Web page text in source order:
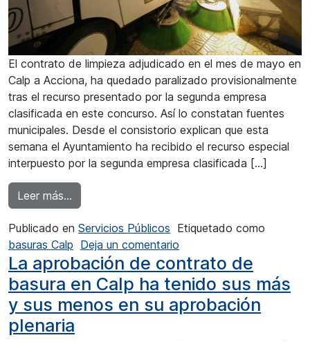
El contrato de limpieza adjudicado en el mes de mayo en
Calp a Acciona, ha quedado paralizado provisionalmente
tras el recurso presentado por la segunda empresa
clasificada en este concurso. Así lo constatan fuentes
municipales. Desde el consistorio explican que esta
semana el Ayuntamiento ha recibido el recurso especial
interpuesto por la segunda empresa clasificada […]
Leer más…
Publicado en Servicios Públicos Etiquetado como
basuras Calp Deja un comentario
La aprobación de contrato de
basura en Calp ha tenido sus más
y sus menos en su aprobación
plenaria